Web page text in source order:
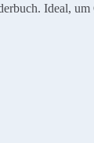
Ideal,